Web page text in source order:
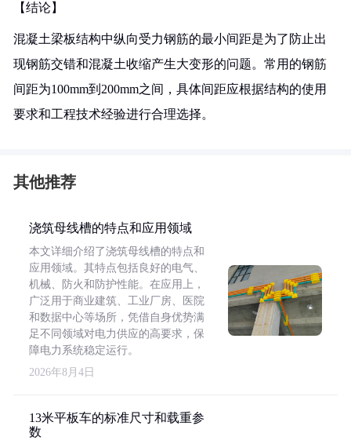
【结论】
混凝土梁板结构中纵向受力钢筋的最小间距是为了防止出
现钢筋交错和混凝土收缩产生大变形的问题。常用的钢筋
间距为100mm到200mm之间，具体间距应根据结构的使用
要求和工程技术经验进行合理选择。
其他推荐
浇筑母线槽的特点和应用领域
本文详细介绍了浇筑母线槽的特点和
应用领域。其特点包括良好的电气、
机械、防火和防护性能。在应用上，
广泛用于商业建筑、工业厂房、医院
和数据中心等场所，凭借自身优势满
足不同领域对电力供应的高要求，保
障电力系统稳定运行。
2026年8月4日
13米平板车的标准尺寸和载重参
数